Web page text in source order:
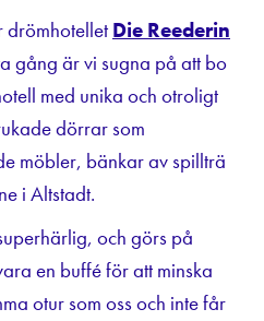
drömhotelletDie Reederin
gång är vi sugna på att bo
med unika och otroligt
dörrar som
möbler, bänkar av spillträ
i Altstadt.
och görs på
en buffé för att minska
otur som oss och inte får